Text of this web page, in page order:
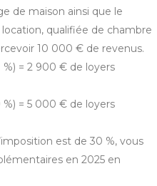
de maison ainsi que le
qualifiée de chambre
10 000 € de revenus.
%) = 2 900 € de loyers
%) = 5 000 € de loyers
est de 30 %, vous
en 2025 en